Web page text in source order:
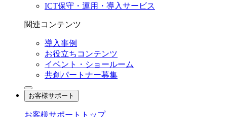
ICT保守・運用・導入サービス
関連コンテンツ
導入事例
お役立ちコンテンツ
イベント・ショールーム
共創パートナー募集
お客様サポート
お客様サポートトップ